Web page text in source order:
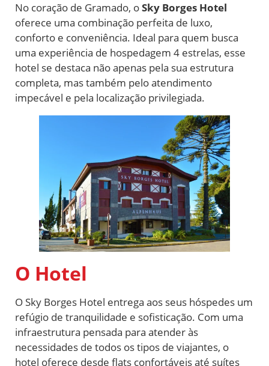
No coração de Gramado, oSky Borges Hotel
oferece uma combinação perfeita de luxo,
conforto e conveniência. Ideal para quem busca
uma experiência de hospedagem 4 estrelas, esse
hotel se destaca não apenas pela sua estrutura
completa, mas também pelo atendimento
impecável e pela localização privilegiada.
O Hotel
O Sky Borges Hotel entrega aos seus hóspedes um
refúgio de tranquilidade e sofisticação. Com uma
infraestrutura pensada para atender às
necessidades de todos os tipos de viajantes, o
hotel oferece desde flats confortáveis até suítes